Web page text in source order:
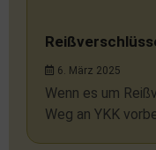
6. März 2025
Wenn es um
Weg an YKK